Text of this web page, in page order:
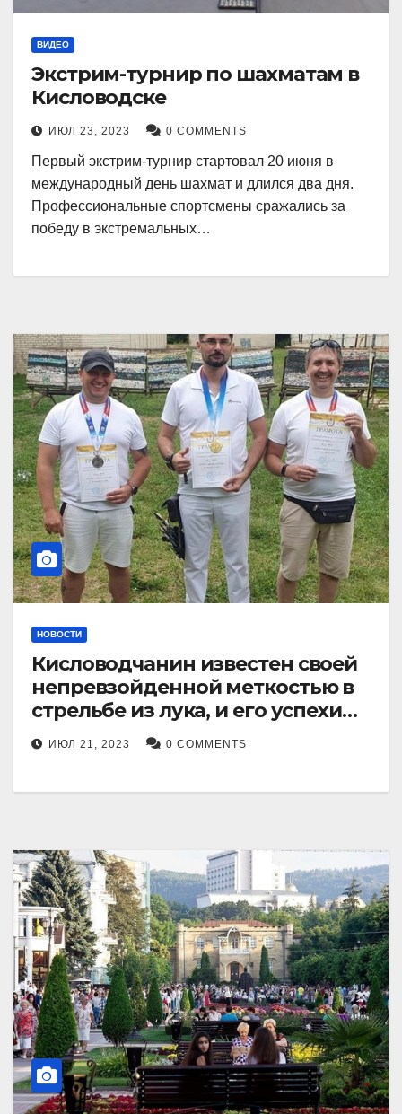
ВИДЕО
Экстрим-турнир по шахматам в
Кисловодске
ИЮЛ 23, 2023 0 COMMENTS
Первый экстрим-турнир стартовал 20 июня в
международный день шахмат и длился два дня.
Профессиональные спортсмены сражались за
победу в экстремальных…
НОВОСТИ
Кисловодчанин известен своей
непревзойденной меткостью в
стрельбе из лука, и его успехи
прославили его в
Ставропольском крае.
ИЮЛ 21, 2023 0 COMMENTS